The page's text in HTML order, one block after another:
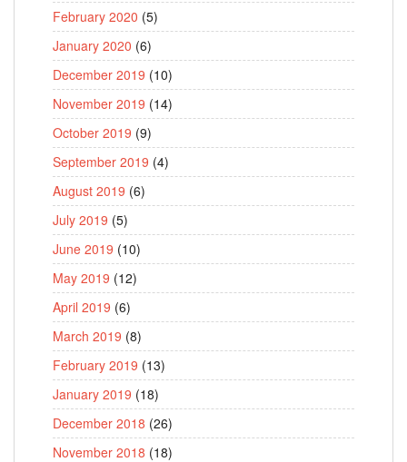
February 2020 (5)
January 2020 (6)
December 2019 (10)
November 2019 (14)
October 2019 (9)
September 2019 (4)
August 2019 (6)
July 2019 (5)
June 2019 (10)
May 2019 (12)
April 2019 (6)
March 2019 (8)
February 2019 (13)
January 2019 (18)
December 2018 (26)
November 2018 (18)